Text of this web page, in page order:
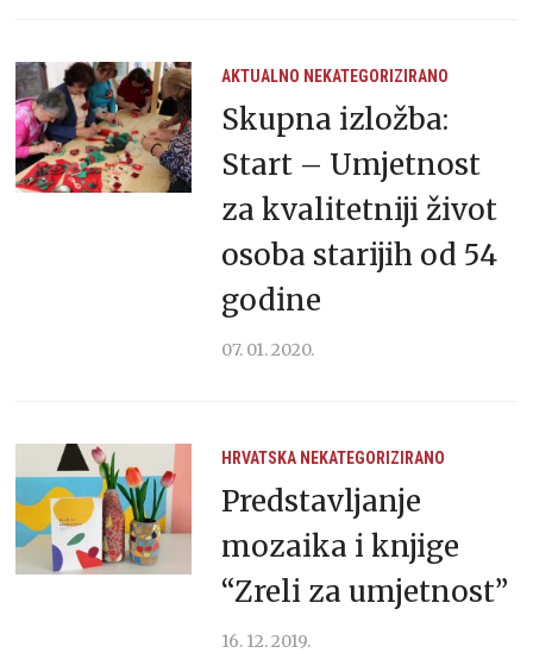
AKTUALNO NEKATEGORIZIRANO
Skupna izložba:
Start – Umjetnost
za kvalitetniji život
osoba starijih od 54
godine
07. 01. 2020.
HRVATSKA NEKATEGORIZIRANO
Predstavljanje
mozaika i knjige
“Zreli za umjetnost”
16. 12. 2019.